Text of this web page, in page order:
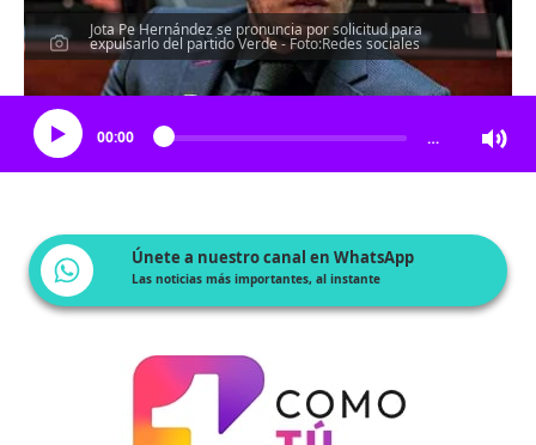
Jota Pe Hernández se pronuncia por solicitud para
expulsarlo del partido Verde - Foto:Redes sociales
Escucha el artículo
00:00 …
Únete a nuestro canal en WhatsApp
Las noticias más importantes, al instante